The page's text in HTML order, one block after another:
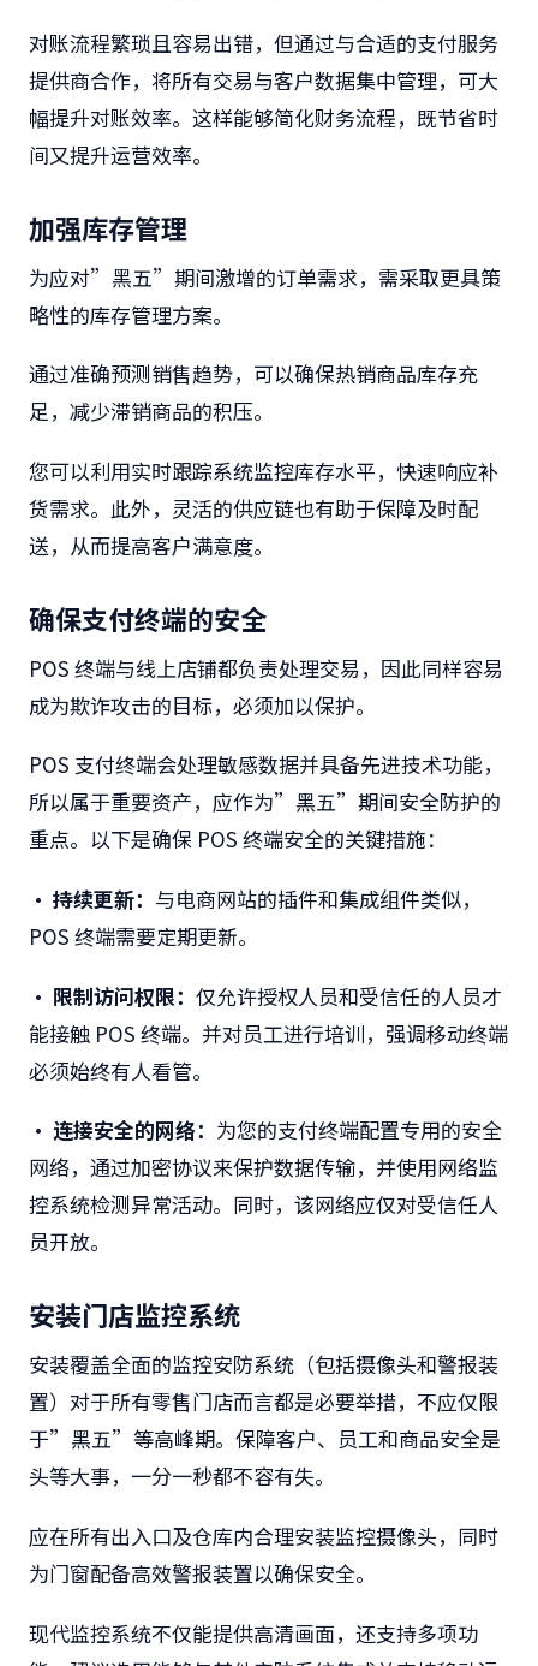
对账流程繁琐且容易出错，但通过与合适的支付服务
提供商合作，将所有交易与客户数据集中管理，可大
幅提升对账效率。这样能够简化财务流程，既节省时
间又提升运营效率。
加强库存管理
为应对”黑五”期间激增的订单需求，需采取更具策
略性的库存管理方案。
通过准确预测销售趋势，可以确保热销商品库存充
足，减少滞销商品的积压。
您可以利用实时跟踪系统监控库存水平，快速响应补
货需求。此外，灵活的供应链也有助于保障及时配
送，从而提高客户满意度。
确保支付终端的安全
POS 终端与线上店铺都负责处理交易，因此同样容易
成为欺诈攻击的目标，必须加以保护。
POS 支付终端会处理敏感数据并具备先进技术功能，
所以属于重要资产，应作为”黑五”期间安全防护的
重点。以下是确保 POS 终端安全的关键措施：
• 持续更新： 与电商网站的插件和集成组件类似，
POS 终端需要定期更新。
• 限制访问权限： 仅允许授权人员和受信任的人员才
能接触 POS 终端。并对员工进行培训，强调移动终端
必须始终有人看管。
• 连接安全的网络： 为您的支付终端配置专用的安全
网络，通过加密协议来保护数据传输，并使用网络监
控系统检测异常活动。同时，该网络应仅对受信任人
员开放。
安装门店监控系统
安装覆盖全面的监控安防系统（包括摄像头和警报装
置）对于所有零售门店而言都是必要举措，不应仅限
于”黑五”等高峰期。保障客户、员工和商品安全是
头等大事，一分一秒都不容有失。
应在所有出入口及仓库内合理安装监控摄像头，同时
为门窗配备高效警报装置以确保安全。
现代监控系统不仅能提供高清画面，还支持多项功